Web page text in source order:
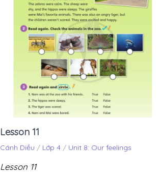
Lesson 11
Cánh Diều / Lớp 4 / Unit 8: Our feelings
Lesson 11